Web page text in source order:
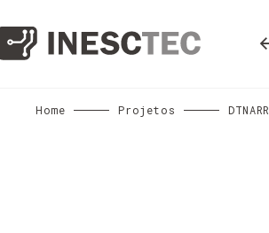
Home Projetos DTNARR